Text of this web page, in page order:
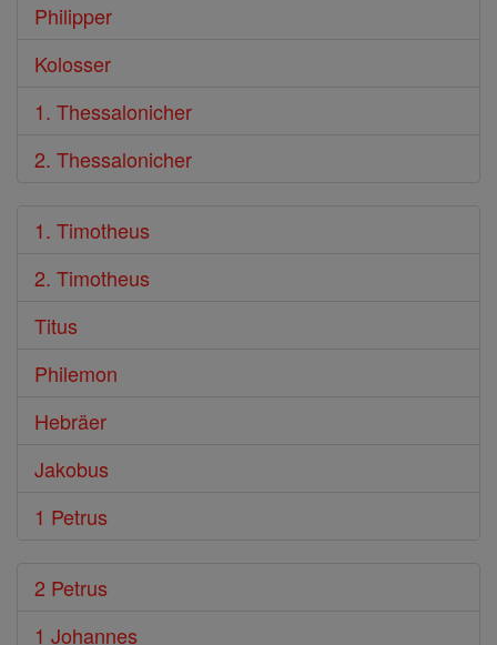
Philipper
Kolosser
1. Thessalonicher
2. Thessalonicher
1. Timotheus
2. Timotheus
Titus
Philemon
Hebräer
Jakobus
1 Petrus
2 Petrus
1 Johannes